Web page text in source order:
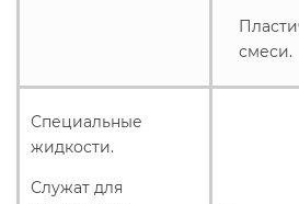
смеси.
Специальные
жидкости.
Служат для